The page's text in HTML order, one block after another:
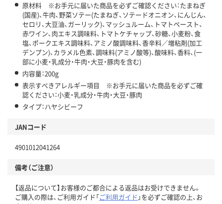
原材料 ※お手元に届いた商品を必ずご確認ください：たまねぎ
(国産)、牛肉、野菜ソテー(たまねぎ、ソテードオニオン、にんじん、
セロリ、大豆油、ガーリック)、マッシュルーム、トマトペースト、
赤ワイン、肉エキス調味料、トマトケチャップ、砂糖、小麦粉、食
塩、ポークエキス調味料、アミノ酸調味料、香辛料／増粘剤(加工
デンプン)、カラメル色素、調味料(アミノ酸等)、酸味料、香料、(一
部に小麦・乳成分・牛肉・大豆・豚肉を含む)
内容量：200g
表示すべきアレルギー項目 ※お手元に届いた商品を必ずご確
認ください：小麦・乳成分・牛肉・大豆・豚肉
タイプ：ハヤシビーフ
JANコード
4901012041264
備考（ご注意）
【返品について】お客様のご都合による返品はお受けできません。
ご購入の際は、ご利用ガイド「ご利用ガイド 」を必ずご確認の上、お